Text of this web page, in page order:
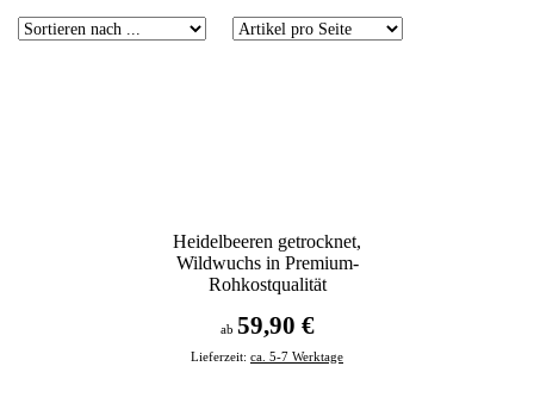
Heidelbeeren getrocknet,
Wildwuchs in Premium-
Rohkostqualität
ab 59,90 €
Lieferzeit: ca. 5-7 Werktage